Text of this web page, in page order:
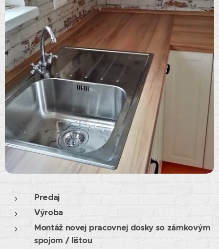
Predaj
Výroba
Montáž novej pracovnej dosky so zámkovým
spojom / lištou